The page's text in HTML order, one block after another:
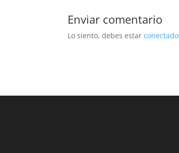
Enviar comentario
Lo siento, debes estarconectado